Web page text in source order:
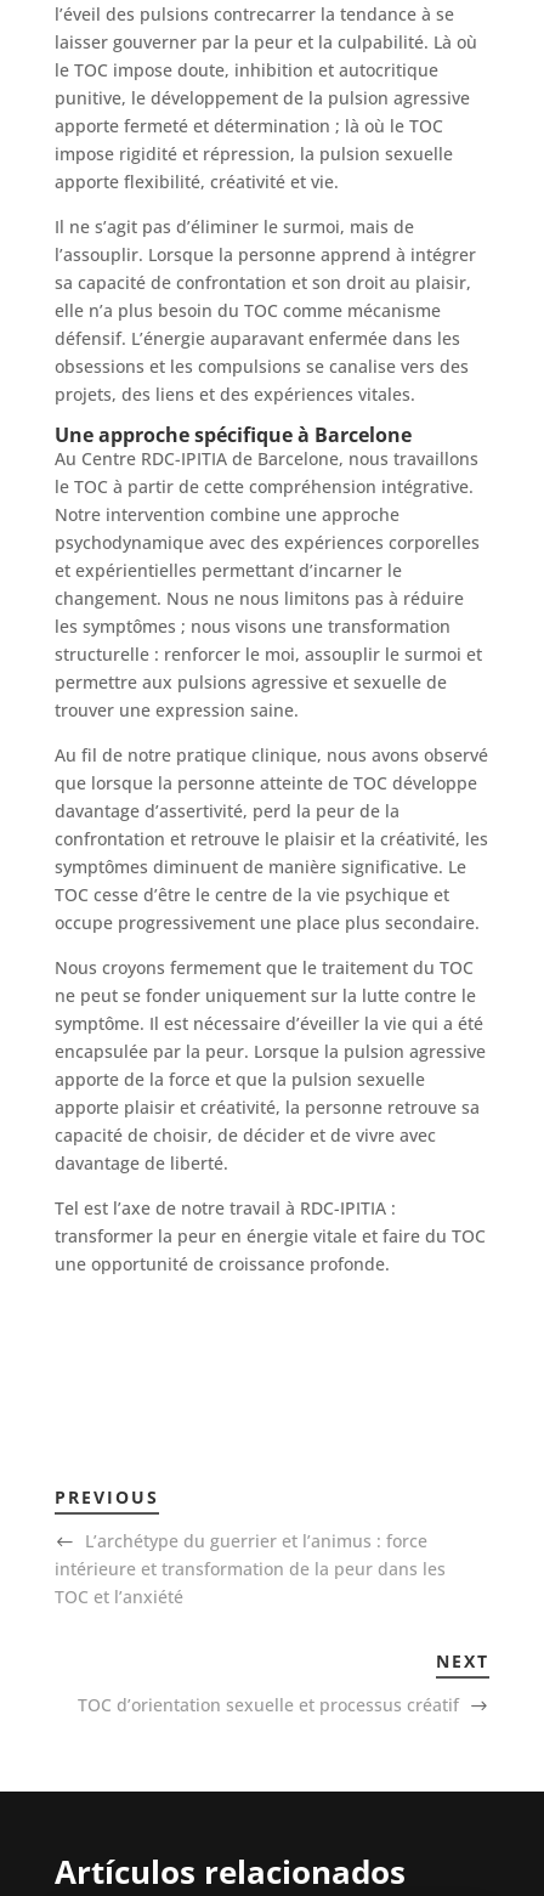
l’éveil des pulsions contrecarrer la tendance à se
laisser gouverner par la peur et la culpabilité. Là où
le TOC impose doute, inhibition et autocritique
punitive, le développement de la pulsion agressive
apporte fermeté et détermination ; là où le TOC
impose rigidité et répression, la pulsion sexuelle
apporte flexibilité, créativité et vie.
Il ne s’agit pas d’éliminer le surmoi, mais de
l’assouplir. Lorsque la personne apprend à intégrer
sa capacité de confrontation et son droit au plaisir,
elle n’a plus besoin du TOC comme mécanisme
défensif. L’énergie auparavant enfermée dans les
obsessions et les compulsions se canalise vers des
projets, des liens et des expériences vitales.
Une approche spécifique à Barcelone
Au Centre RDC-IPITIA de Barcelone, nous travaillons
le TOC à partir de cette compréhension intégrative.
Notre intervention combine une approche
psychodynamique avec des expériences corporelles
et expérientielles permettant d’incarner le
changement. Nous ne nous limitons pas à réduire
les symptômes ; nous visons une transformation
structurelle : renforcer le moi, assouplir le surmoi et
permettre aux pulsions agressive et sexuelle de
trouver une expression saine.
Au fil de notre pratique clinique, nous avons observé
que lorsque la personne atteinte de TOC développe
davantage d’assertivité, perd la peur de la
confrontation et retrouve le plaisir et la créativité, les
symptômes diminuent de manière significative. Le
TOC cesse d’être le centre de la vie psychique et
occupe progressivement une place plus secondaire.
Nous croyons fermement que le traitement du TOC
ne peut se fonder uniquement sur la lutte contre le
symptôme. Il est nécessaire d’éveiller la vie qui a été
encapsulée par la peur. Lorsque la pulsion agressive
apporte de la force et que la pulsion sexuelle
apporte plaisir et créativité, la personne retrouve sa
capacité de choisir, de décider et de vivre avec
davantage de liberté.
Tel est l’axe de notre travail à RDC-IPITIA :
transformer la peur en énergie vitale et faire du TOC
une opportunité de croissance profonde.
PREVIOUS
L’archétype du guerrier et l’animus : force
intérieure et transformation de la peur dans les
TOC et l’anxiété
NEXT
TOC d’orientation sexuelle et processus créatif
Artículos relacionados